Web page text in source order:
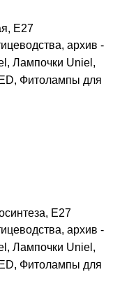
E27
, архив -
, Лампочки Uniel ,
, Фитолампы для
E27
, архив -
, Лампочки Uniel ,
, Фитолампы для